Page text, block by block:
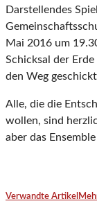
Darstellendes
Mai 2016 um
Schicksal der
den Weg
Alle, die die
wollen, sind
aber das
Verwandte Artikel